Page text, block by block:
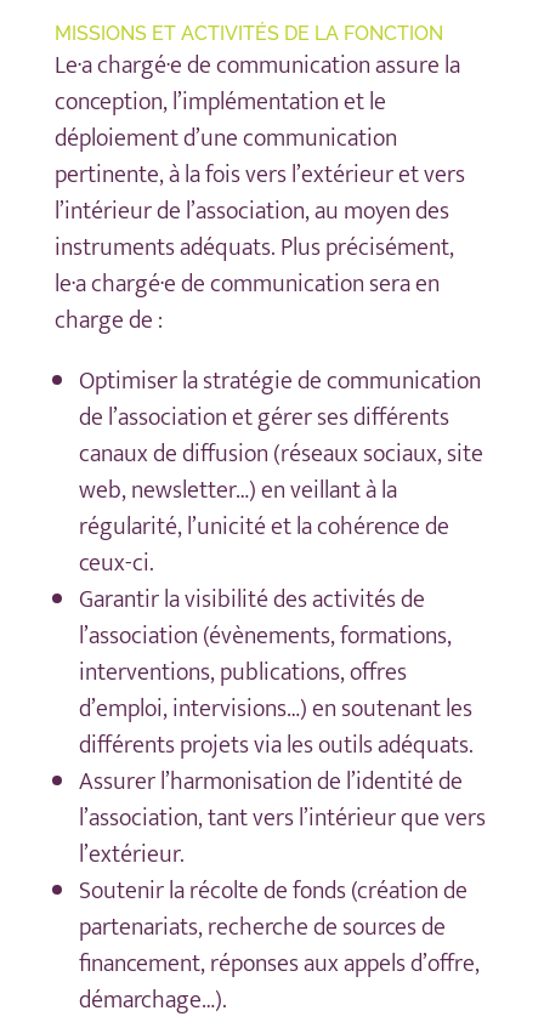
MISSIONS ET ACTIVITÉS DE LA FONCTION
Le·a chargé·e de communication assure la
conception, l’implémentation et le
déploiement d’une communication
pertinente, à la fois vers l’extérieur et vers
l’intérieur de l’association, au moyen des
instruments adéquats. Plus précisément,
le·a chargé·e de communication sera en
charge de :
Optimiser la stratégie de communication
de l’association et gérer ses différents
canaux de diffusion (réseaux sociaux, site
web, newsletter…) en veillant à la
régularité, l’unicité et la cohérence de
ceux-ci.
Garantir la visibilité des activités de
l’association (évènements, formations,
interventions, publications, offres
d’emploi, intervisions…) en soutenant les
différents projets via les outils adéquats.
Assurer l’harmonisation de l’identité de
l’association, tant vers l’intérieur que vers
l’extérieur.
Soutenir la récolte de fonds (création de
partenariats, recherche de sources de
financement, réponses aux appels d’offre,
démarchage…).